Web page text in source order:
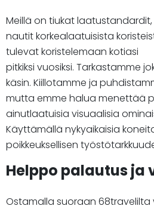
Meillä on tiukat
nautit korkealaatuisista
tulevat koristelemaan kotiasi
pitkiksi vuosiksi. Tarkastamme
käsin. Kiillotamme ja
mutta emme halua menettää
ainutlaatuisia visuaalisia
Käyttämällä nykyaikaisia
poikkeuksellisen
Helppo palautus ja
Ostamalla suoraan